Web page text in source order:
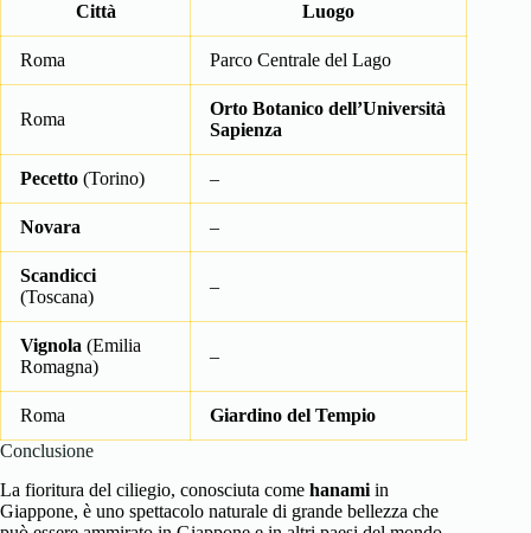
Città Luogo
Roma Parco Centrale del Lago
Roma
Orto Botanico dell’Università
Sapienza
Pecetto (Torino) –
Novara –
Scandicci
(Toscana)
–
Vignola (Emilia
Romagna)
–
Roma
Giardino del Tempio
Conclusione
La fioritura del ciliegio, conosciuta come hanami in
Giappone, è uno spettacolo naturale di grande bellezza che